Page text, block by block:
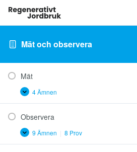
Mät och observera
Mät
Expandera
Mät 4 Ämnen
Observera
Expandera
Observera
9 Ämnen | 8 Prov